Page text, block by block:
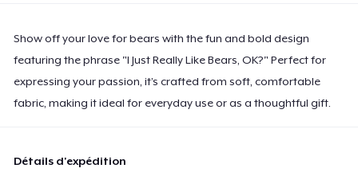
Show off your love for bears with the fun and bold design
featuring the phrase "I Just Really Like Bears, OK?" Perfect for
expressing your passion, it’s crafted from soft, comfortable
fabric, making it ideal for everyday use or as a thoughtful gift.
Détails d'expédition
Next Level 3600 | Premium Ring-Spun Cotton T-Shirt
24,99 $US